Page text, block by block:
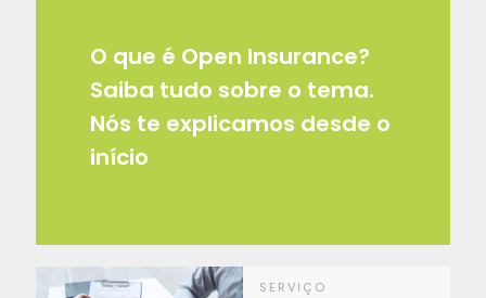
O que é Open Insurance?
Saiba tudo sobre o tema.
Nós te explicamos desde o
início
SERVIÇO